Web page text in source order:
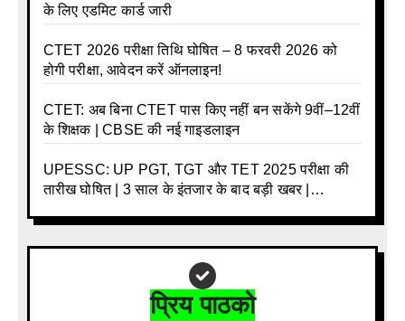
के लिए एडमिट कार्ड जारी
CTET 2026 परीक्षा तिथि घोषित – 8 फरवरी 2026 को
होगी परीक्षा, आवेदन करें ऑनलाइन!
CTET: अब बिना CTET पास किए नहीं बन सकेंगे 9वीं–12वीं
के शिक्षक | CBSE की नई गाइडलाइन
UPESSC: UP PGT, TGT और TET 2025 परीक्षा की
तारीख घोषित | 3 साल के इंतजार के बाद बड़ी खबर |
प्रिय पाठको